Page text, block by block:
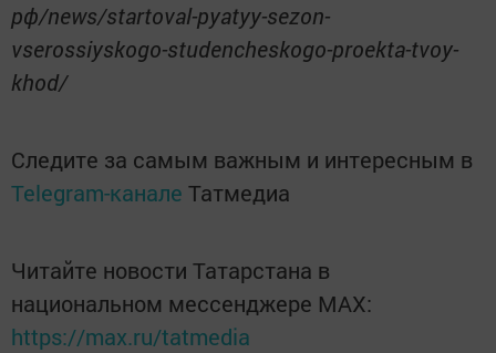
рф/news/startoval-pyatyy-sezon-
vserossiyskogo-studencheskogo-proekta-tvoy-
khod/
Следите за самым важным и интересным в
Telegram-канале Татмедиа
Читайте новости Татарстана в
национальном мессенджере MАХ:
https://max.ru/tatmedia